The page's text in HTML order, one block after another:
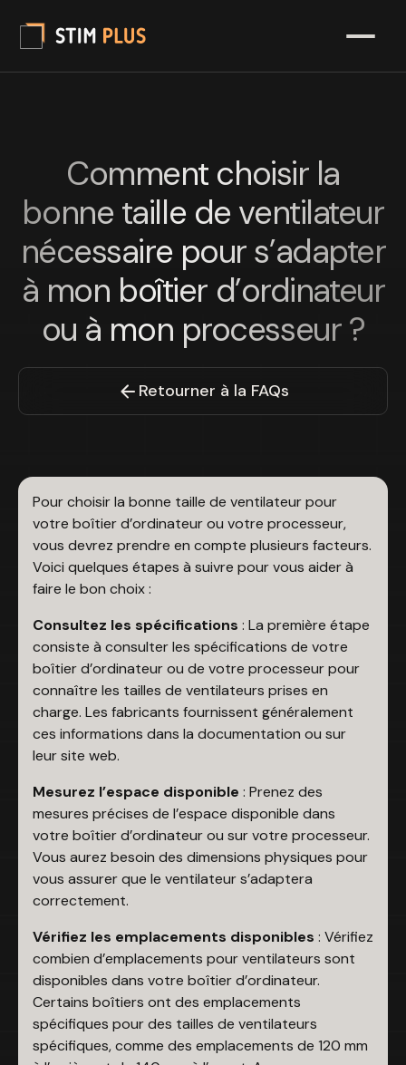
Comment choisir la
bonne taille de ventilateur
nécessaire pour s’adapter
à mon boîtier d’ordinateur
ou à mon processeur ?
Retourner à la FAQs
Pour choisir la bonne taille de ventilateur pour
votre boîtier d’ordinateur ou votre processeur,
vous devrez prendre en compte plusieurs facteurs.
Voici quelques étapes à suivre pour vous aider à
faire le bon choix :
Consultez les spécifications : La première étape
consiste à consulter les spécifications de votre
boîtier d’ordinateur ou de votre processeur pour
connaître les tailles de ventilateurs prises en
charge. Les fabricants fournissent généralement
ces informations dans la documentation ou sur
leur site web.
Mesurez l’espace disponible : Prenez des
mesures précises de l’espace disponible dans
votre boîtier d’ordinateur ou sur votre processeur.
Vous aurez besoin des dimensions physiques pour
vous assurer que le ventilateur s’adaptera
correctement.
Vérifiez les emplacements disponibles : Vérifiez
combien d’emplacements pour ventilateurs sont
disponibles dans votre boîtier d’ordinateur.
Certains boîtiers ont des emplacements
spécifiques pour des tailles de ventilateurs
spécifiques, comme des emplacements de 120 mm